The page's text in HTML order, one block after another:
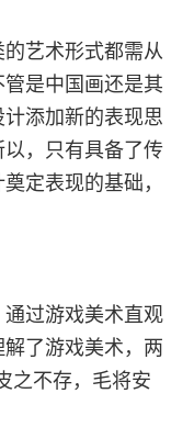
艺术形式都需从
是中国画还是其
添加新的表现思
，只有具备了传
定表现的基础，
过游戏美术直观
了游戏美术，两
之不存，毛将安